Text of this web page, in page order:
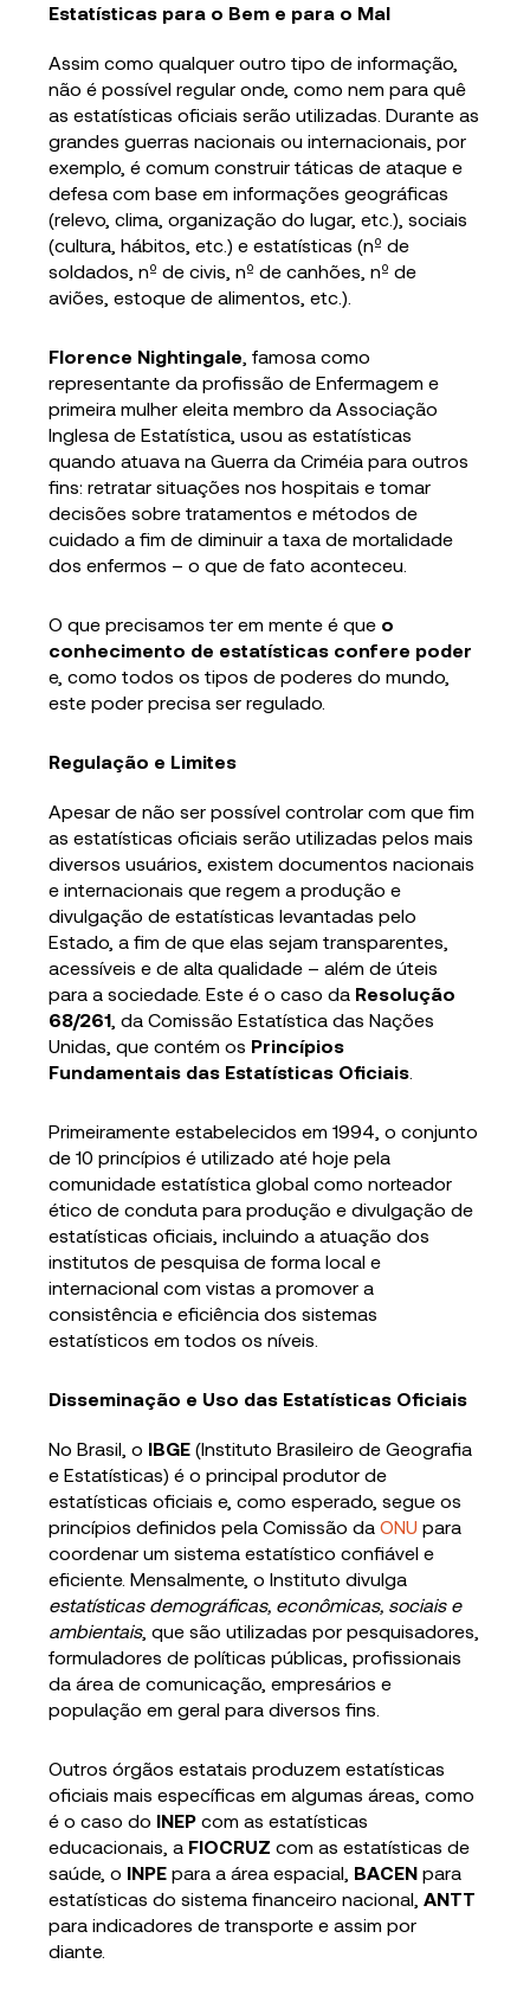
Estatísticas para o Bem e para o Mal
Assim como qualquer outro tipo de informação,
não é possível regular onde, como nem para quê
as estatísticas oficiais serão utilizadas. Durante as
grandes guerras nacionais ou internacionais, por
exemplo, é comum construir táticas de ataque e
defesa com base em informações geográficas
(relevo, clima, organização do lugar, etc.), sociais
(cultura, hábitos, etc.) e estatísticas (nº de
soldados, nº de civis, nº de canhões, nº de
aviões, estoque de alimentos, etc.).
Florence Nightingale , famosa como
representante da profissão de Enfermagem e
primeira mulher eleita membro da Associação
Inglesa de Estatística, usou as estatísticas
quando atuava na Guerra da Criméia para outros
fins: retratar situações nos hospitais e tomar
decisões sobre tratamentos e métodos de
cuidado a fim de diminuir a taxa de mortalidade
dos enfermos – o que de fato aconteceu.
O que precisamos ter em mente é que o
conhecimento de estatísticas confere poder
e, como todos os tipos de poderes do mundo,
este poder precisa ser regulado.
Regulação e Limites
Apesar de não ser possível controlar com que fim
as estatísticas oficiais serão utilizadas pelos mais
diversos usuários, existem documentos nacionais
e internacionais que regem a produção e
divulgação de estatísticas levantadas pelo
Estado, a fim de que elas sejam transparentes,
acessíveis e de alta qualidade – além de úteis
para a sociedade. Este é o caso da Resolução
68/261 , da Comissão Estatística das Nações
Unidas, que contém os Princípios
Fundamentais das Estatísticas Oficiais
Primeiramente estabelecidos em 1994, o conjunto
de 10 princípios é utilizado até hoje pela
comunidade estatística global como norteador
ético de conduta para produção e divulgação de
estatísticas oficiais, incluindo a atuação dos
institutos de pesquisa de forma local e
internacional com vistas a promover a
consistência e eficiência dos sistemas
estatísticos em todos os níveis.
Disseminação e Uso das Estatísticas Oficiais
No Brasil, o IBGE (Instituto Brasileiro de Geografia
e Estatísticas) é o principal produtor de
estatísticas oficiais e, como esperado, segue os
princípios definidos pela Comissão daONU para
coordenar um sistema estatístico confiável e
eficiente. Mensalmente, o Instituto divulga
estatísticas demográficas, econômicas, sociais e
ambientais, que são utilizadas por pesquisadores,
formuladores de políticas públicas, profissionais
da área de comunicação, empresários e
população em geral para diversos fins.
Outros órgãos estatais produzem estatísticas
oficiais mais específicas em algumas áreas, como
é o caso do INEP com as estatísticas
educacionais, a FIOCRUZ com as estatísticas de
saúde, o INPE para a área espacial, BACEN para
estatísticas do sistema financeiro nacional,ANTT
para indicadores de transporte e assim por
diante.